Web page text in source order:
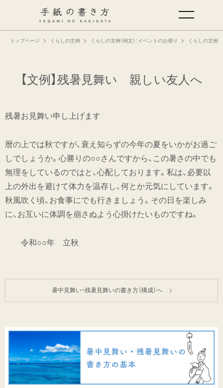
トップページ くらしの文例 くらしの文例（例文）：イベントのお便り くらしの文例（
【文例】残暑見舞い 親しい友人へ
残暑お見舞い申し上げます
暦の上では秋ですが、衰え知らずの今年の夏をいかがお過ご
しでしょうか。心勝りの○○さんですから、この暑さの中でも
無理をしているのではと、心配しております。私は、必要以
上の外出を避けて体力を温存し、何とか元気にしています。
秋風吹く頃、お食事にでも行きましょう。その日を楽しみ
に、お互いに体調を崩さぬよう心掛けたいものですね。
令和○○年 立秋
暑中見舞い・残暑見舞いの書き方（構成）へ
手紙の基本
仕事の手紙の書き方
特集
ミドリオフィシャルサイト